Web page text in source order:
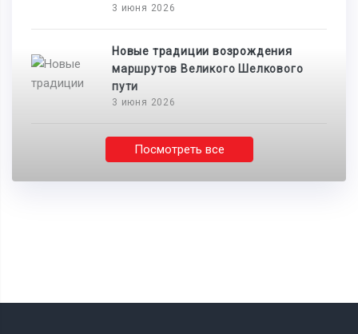
3 июня 2026
Новые традиции возрождения
маршрутов Великого Шелкового
пути
3 июня 2026
Посмотреть все